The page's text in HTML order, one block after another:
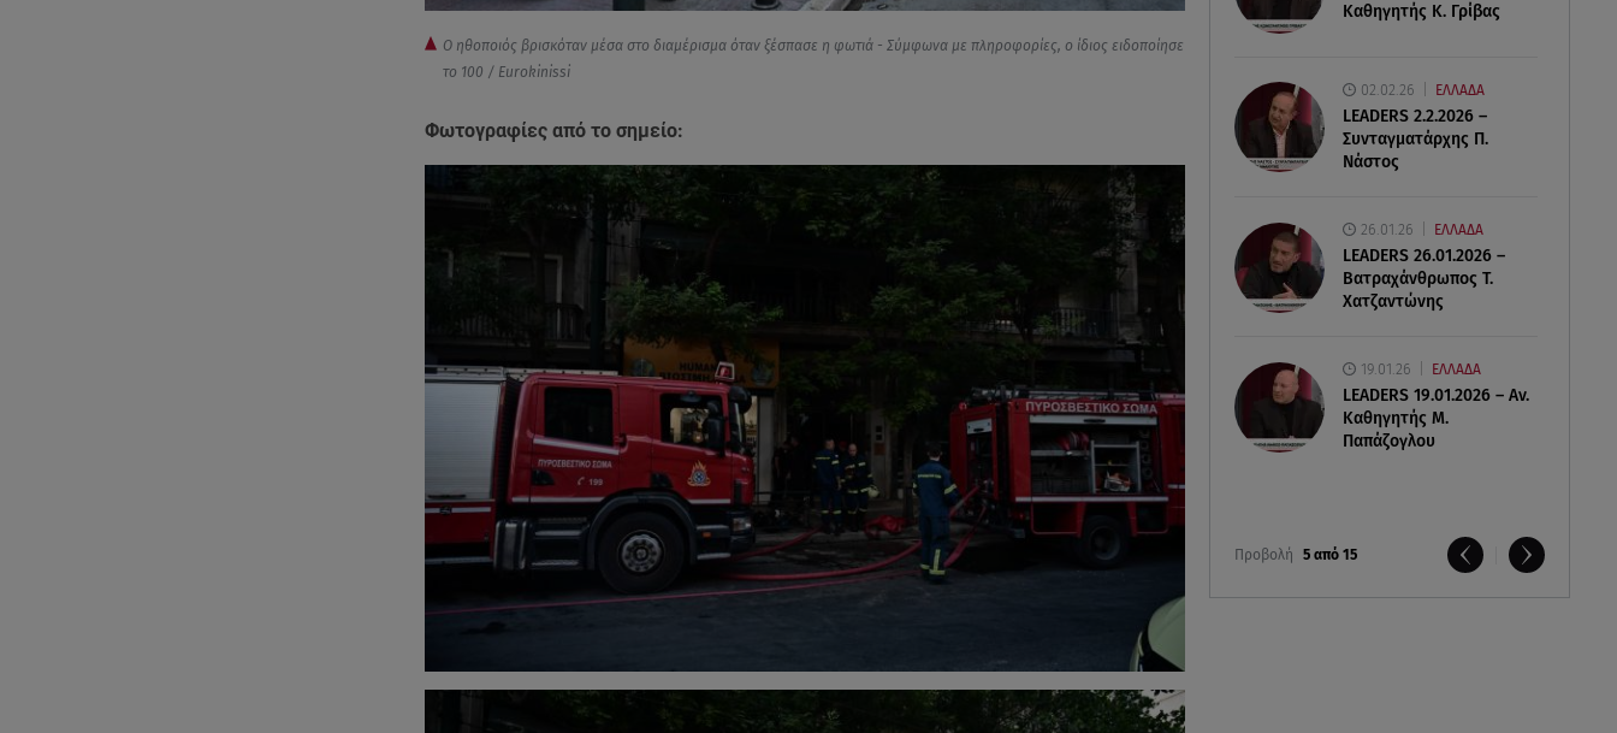
Καθηγητής Κ. Γρίβας
02.02.26 ΕΛΛΑΔΑ
LEADERS 2.2.2026 –
Συνταγματάρχης Π.
Νάστος
26.01.26 ΕΛΛΑΔΑ
LEADERS 26.01.2026 –
Βατραχάνθρωπος Τ.
Χατζαντώνης
19.01.26 ΕΛΛΑΔΑ
LEADERS 19.01.2026 – Αν.
Καθηγητής Μ.
Παπάζογλου
Προβολή 5 από 15
Ο ηθοποιός βρισκόταν μέσα στο διαμέρισμα όταν ξέσπασε η φωτιά - Σύμφωνα με πληροφορίες, ο ίδιος ειδοποίησε
το 100 / Eurokinissi
Φωτογραφίες από το σημείο: